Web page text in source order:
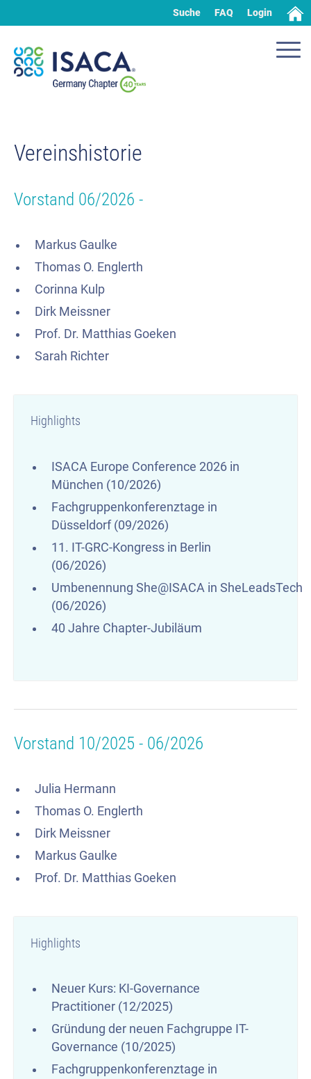
Suche FAQ Login
Vereinshistorie
Vorstand 06/2026 -
Markus Gaulke
Thomas O. Englerth
Corinna Kulp
Dirk Meissner
Prof. Dr. Matthias Goeken
Sarah Richter
Highlights
ISACA Europe Conference 2026 in
München (10/2026)
Fachgruppenkonferenztage in
Düsseldorf (09/2026)
11. IT-GRC-Kongress in Berlin
(06/2026)
Umbenennung She@ISACA in SheLeadsTech
(06/2026)
40 Jahre Chapter-Jubiläum
Vorstand 10/2025 - 06/2026
Julia Hermann
Thomas O. Englerth
Dirk Meissner
Markus Gaulke
Prof. Dr. Matthias Goeken
Highlights
Neuer Kurs: KI-Governance
Practitioner (12/2025)
Gründung der neuen Fachgruppe IT-
Governance (10/2025)
Fachgruppenkonferenztage in